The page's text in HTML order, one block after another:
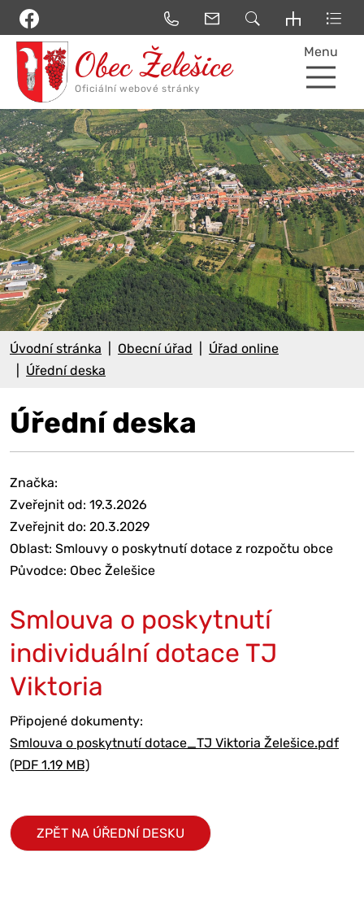
Menu
Úvodní stránka Obecní úřad
Úřad online
Úřední deska
Úřední deska
Značka:
Zveřejnit od: 19.3.2026
Zveřejnit do: 20.3.2029
Oblast: Smlouvy o poskytnutí dotace z rozpočtu obce
Původce: Obec Želešice
Smlouva o poskytnutí
individuální dotace TJ
Viktoria
Připojené dokumenty:
Smlouva o poskytnutí dotace_TJ Viktoria Želešice.pdf
(PDF 1.19 MB)
ZPĚT NA ÚŘEDNÍ DESKU